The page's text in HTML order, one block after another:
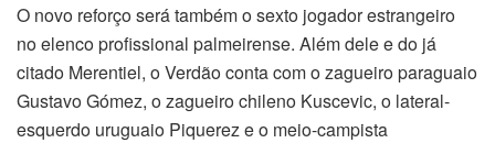
O novo reforço será também o sexto jogador estrangeiro
no elenco profissional palmeirense. Além dele e do já
citado Merentiel, o Verdão conta com o zagueiro paraguaio
Gustavo Gómez, o zagueiro chileno Kuscevic, o lateral-
esquerdo uruguaio Piquerez e o meio-campista